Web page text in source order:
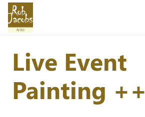
Live Event
Painting ++